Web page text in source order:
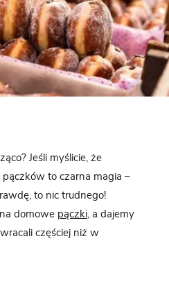
Jeśli myślicie, że
to czarna magia –
to nic trudnego!
domowe pączki , a dajemy
częściej niż w